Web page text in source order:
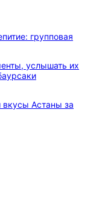
групповая
услышать их